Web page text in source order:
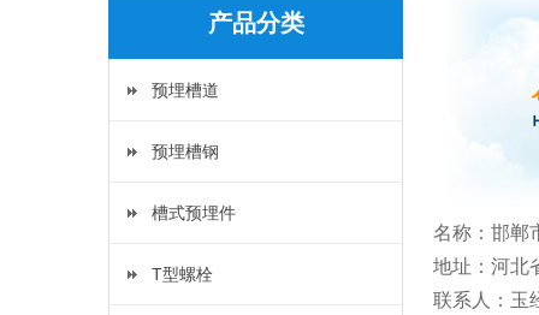
产品分类
预埋槽道
预埋槽钢
槽式预埋件
T型螺栓
名称：邯郸
地址：河北
联系人：玉